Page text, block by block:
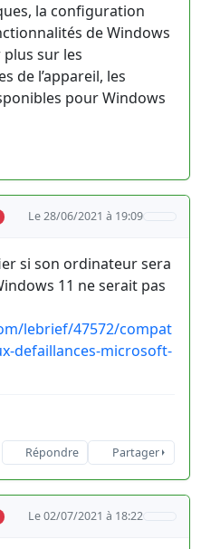
la configuration
de Windows
sur les
de l’appareil, les
pour Windows
Le 28/06/2021 à 19:09
si son ordinateur sera
11 ne serait pas
lebrief/47572/compat
defaillances-microsoft-
Répondre Partager
Le 02/07/2021 à 18:22